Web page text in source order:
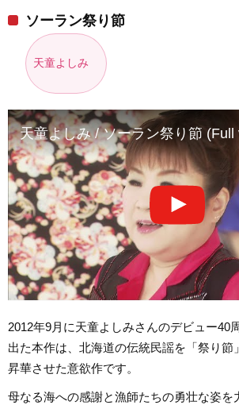
ソーラン祭り節
天童よしみ
天童よしみ / ソーラン祭り節 (Full
2012年9月に天童よしみさんのデビュー40
出た本作は、北海道の伝統民謡を「祭り節
昇華させた意欲作です。
母なる海への感謝と漁師たちの勇壮な姿を